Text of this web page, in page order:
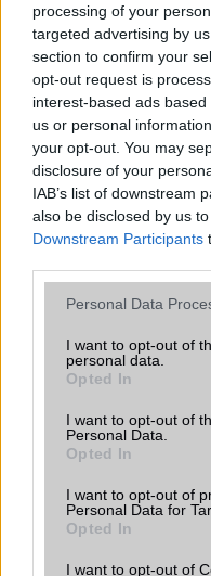
processing of your
targeted advertising by
section to confirm your
opt-out request is
interest-based ads
us or personal
your opt-out. You may
disclosure of your
IAB’s list of downstream
also be disclosed by us
Downstream Participants
Please note that this
not limited to your visit or
grant or deny consent to
use your data for below
consent section.
Personal Data
I want to opt-out of
personal data.
Opted In
I want to opt-out of
Personal Data.
Opted In
I want to opt-out of
Personal Data for
Opted In
I want to opt-out of
Ez a
sokan
2026.07.12
Az Edge Panel az egyik
jelentősen felgyorsítja
miközben a Pixel
KAPCSOLÓDÓ HÍREK
Az Apple Watch új
elérhetővé
Két új alkalmazással
27 frissítéssel
piacvezető
Jelentősen nagyobb